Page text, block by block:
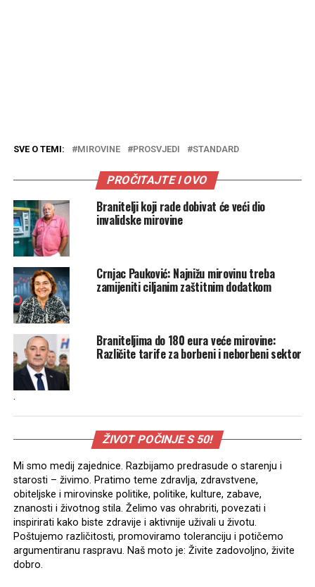
SVE O TEMI: MIROVINE PROSVJEDI STANDARD
PROČITAJTE I OVO
Branitelji koji rade dobivat će veći dio
invalidske mirovine
Crnjac Pauković: Najnižu mirovinu treba
zamijeniti ciljanim zaštitnim dodatkom
Braniteljima do 180 eura veće mirovine:
Različite tarife za borbeni i neborbeni sektor
.
ŽIVOT POČINJE S 50!
Mi smo medij zajednice. Razbijamo predrasude o starenju i
starosti – živimo. Pratimo teme zdravlja, zdravstvene,
obiteljske i mirovinske politike, politike, kulture, zabave,
znanosti i životnog stila. Želimo vas ohrabriti, povezati i
inspirirati kako biste zdravije i aktivnije uživali u životu.
Poštujemo različitosti, promoviramo toleranciju i potičemo
argumentiranu raspravu. Naš moto je: Živite zadovoljno, živite
dobro.